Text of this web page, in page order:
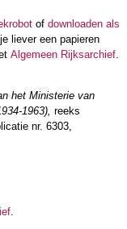
of downloaden als
liever een papieren
Algemeen Rijksarchief.
het Ministerie van
1963), reeks
nr. 6303,
.